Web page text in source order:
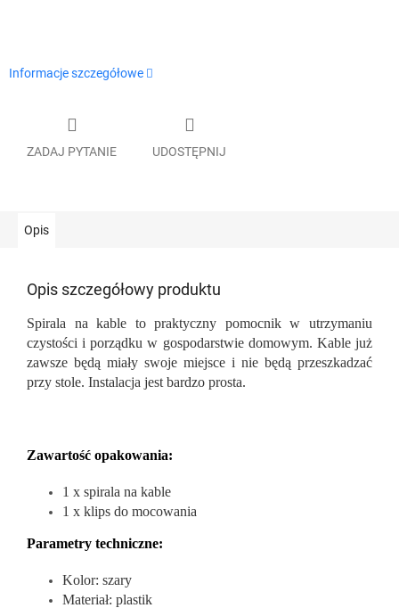
Informacje szczegółowe
ZADAJ PYTANIE UDOSTĘPNIJ
Opis
Opis szczegółowy produktu
Spirala na kable to praktyczny pomocnik w utrzymaniu
czystości i porządku w gospodarstwie domowym. Kable już
zawsze będą miały swoje miejsce i nie będą przeszkadzać
przy stole. Instalacja jest bardzo prosta.
Zawartość opakowania:
1 x spirala na kable
1 x klips do mocowania
Parametry techniczne:
Kolor: szary
Materiał: plastik